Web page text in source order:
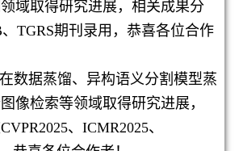
域取得研究进展，相关成果分
TGRS期刊录用，恭喜各位合作
数据蒸馏、异构语义分割模型蒸
像检索等领域取得研究进展，
、ICMR2025、